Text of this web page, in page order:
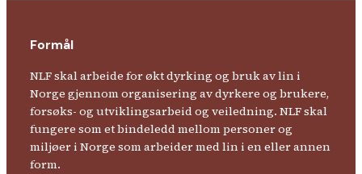
Formål
NLF skal arbeide for økt dyrking og bruk av lin i
Norge gjennom organisering av dyrkere og brukere,
forsøks- og utviklingsarbeid og veiledning. NLF skal
fungere som et bindeledd mellom personer og
miljøer i Norge som arbeider med lin i en eller annen
form.